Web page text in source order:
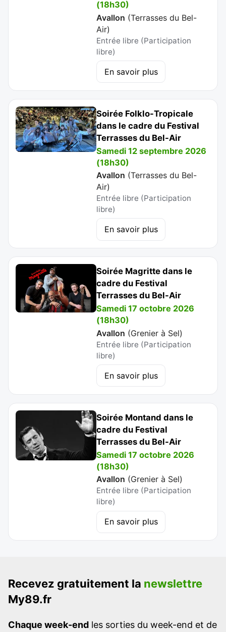
(18h30)
Avallon (Terrasses du Bel-
Air)
Entrée libre (Participation
libre)
En savoir plus
Soirée Folklo-Tropicale
dans le cadre du Festival
Terrasses du Bel-Air
Samedi 12 septembre 2026
(18h30)
Avallon (Terrasses du Bel-
Air)
Entrée libre (Participation
libre)
En savoir plus
Soirée Magritte dans le
cadre du Festival
Terrasses du Bel-Air
Samedi 17 octobre 2026
(18h30)
Avallon (Grenier à Sel)
Entrée libre (Participation
libre)
En savoir plus
Soirée Montand dans le
cadre du Festival
Terrasses du Bel-Air
Samedi 17 octobre 2026
(18h30)
Avallon (Grenier à Sel)
Entrée libre (Participation
libre)
En savoir plus
Recevez gratuitement la newslettre
My89.fr
Chaque week-end les sorties du week-end et de